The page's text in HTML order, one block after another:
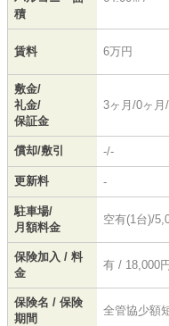
積
賃料 6万円
敷金/
礼金/
保証金
3ヶ月/0ヶ月
償却/敷引 -/-
更新料 -
駐車場/
月額料金
空有(1台)/
保険加入 / 料
金
有 / 18,000円
保険名 / 保険
期間
全管協少額